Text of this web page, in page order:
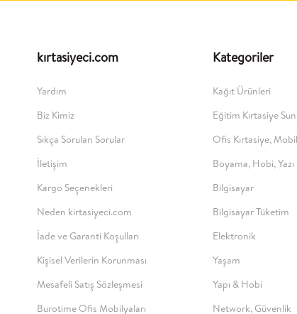
kırtasiyeci.com
Yardım
Biz Kimiz
Sıkça Sorulan Sorular
İletişim
Kargo Seçenekleri
Neden kirtasiyeci.com
İade ve Garanti Koşulları
Kişisel Verilerin Korunması
Mesafeli Satış Sözleşmesi
Burotime Ofis Mobilyaları
Kategoriler
Kağıt Ürünleri
Eğitim Kırtasiye
Ofis Kırtasiye,
Boyama, Hobi, Yazı
Bilgisayar
Bilgisayar Tüketim
Elektronik
Yaşam
Yapı & Hobi
Network, Güvenlik